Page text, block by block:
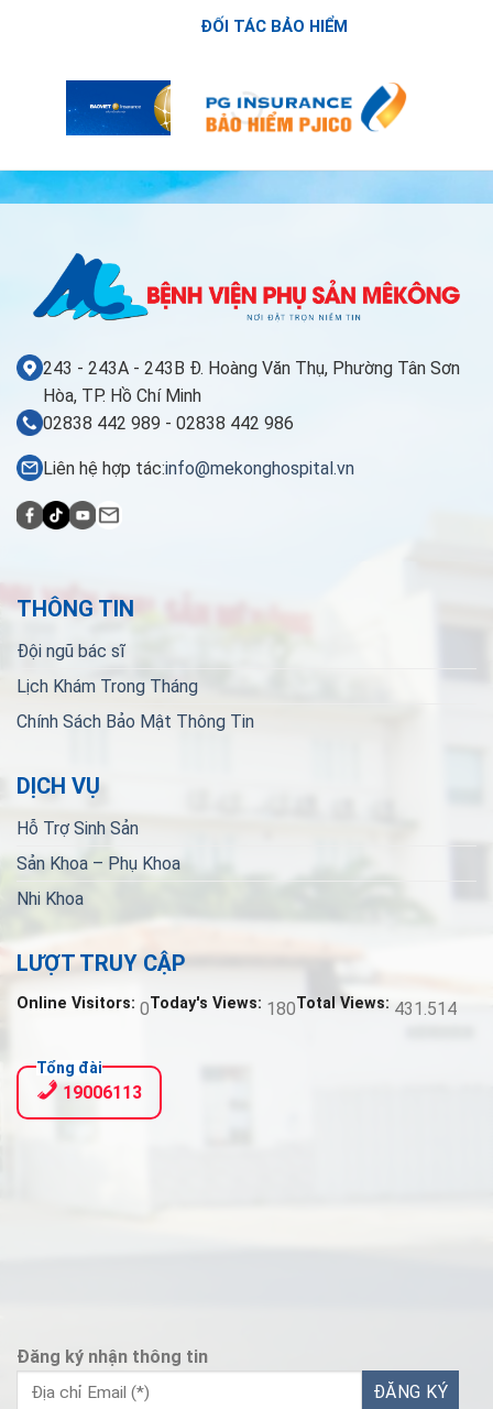
ĐỐI TÁC BẢO HIỂM
243 - 243A - 243B Đ. Hoàng Văn Thụ, Phường Tân Sơn
Hòa, TP. Hồ Chí Minh
02838 442 989 - 02838 442 986
Liên hệ hợp tác:info@mekonghospital.vn
THÔNG TIN
Đội ngũ bác sĩ
Lịch Khám Trong Tháng
Chính Sách Bảo Mật Thông Tin
DỊCH VỤ
Hỗ Trợ Sinh Sản
Sản Khoa – Phụ Khoa
Nhi Khoa
LƯỢT TRUY CẬP
Online Visitors: 0Today's Views: 180Total Views: 431.514
Tổng đài
19006113
Đăng ký nhận thông tin